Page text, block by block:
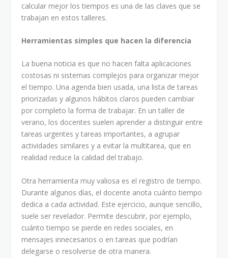
calcular mejor los tiempos es una de las claves que se
trabajan en estos talleres.
Herramientas simples que hacen la diferencia
La buena noticia es que no hacen falta aplicaciones
costosas ni sistemas complejos para organizar mejor
el tiempo. Una agenda bien usada, una lista de tareas
priorizadas y algunos hábitos claros pueden cambiar
por completo la forma de trabajar. En un taller de
verano, los docentes suelen aprender a distinguir entre
tareas urgentes y tareas importantes, a agrupar
actividades similares y a evitar la multitarea, que en
realidad reduce la calidad del trabajo.
Otra herramienta muy valiosa es el registro de tiempo.
Durante algunos días, el docente anota cuánto tiempo
dedica a cada actividad. Este ejercicio, aunque sencillo,
suele ser revelador. Permite descubrir, por ejemplo,
cuánto tiempo se pierde en redes sociales, en
mensajes innecesarios o en tareas que podrían
delegarse o resolverse de otra manera.